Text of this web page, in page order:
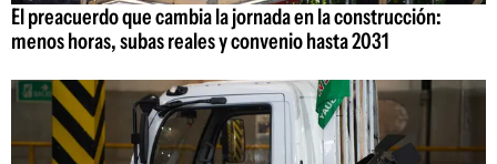
El preacuerdo que cambia la jornada en la construcción:
menos horas, subas reales y convenio hasta 2031